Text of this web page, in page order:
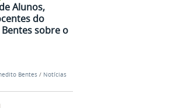
Alunos,
do
sobre o
Bentes / Notícias